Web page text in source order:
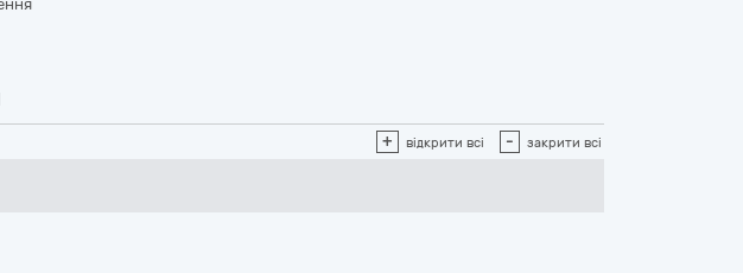
+ відкрити всі - закрити всі